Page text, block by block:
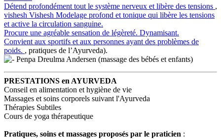
Détend profondément tout le système nerveux et libère des tensions ,
vishesh Vishesh Modelage profond et tonique qui libère les tensions
et active la circulation sanguine.
Procure une agréable sensation de légèreté. Dynamisant.
Convient aux sportifs et aux personnes ayant des problèmes de
poids. , pratiques de l’Ayurveda).
Penpa Dreulma Andersen (massage des bébés et enfants)
PRESTATIONS en AYURVEDA
Conseil en alimentation et hygiène de vie
Massages et soins corporels suivant l'Ayurveda
Thérapies Subtiles
Cours de yoga thérapeutique
Pratiques, soins et massages proposés par le praticien :